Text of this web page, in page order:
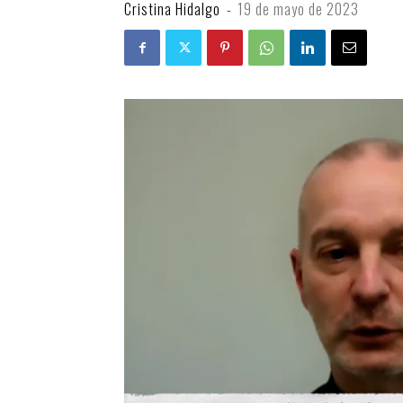
Cristina Hidalgo - 19 de mayo de 2023